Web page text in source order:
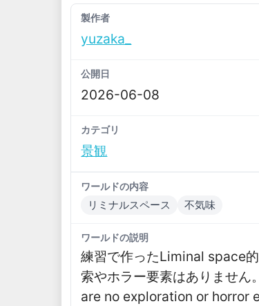
製作者
yuzaka_
公開日
2026-06-08
カテゴリ
景観
ワールドの内容
リミナルスペース 不気味
ワールドの説明
練習で作ったLiminal space
索やホラー要素はありませ
are no exploration or horror